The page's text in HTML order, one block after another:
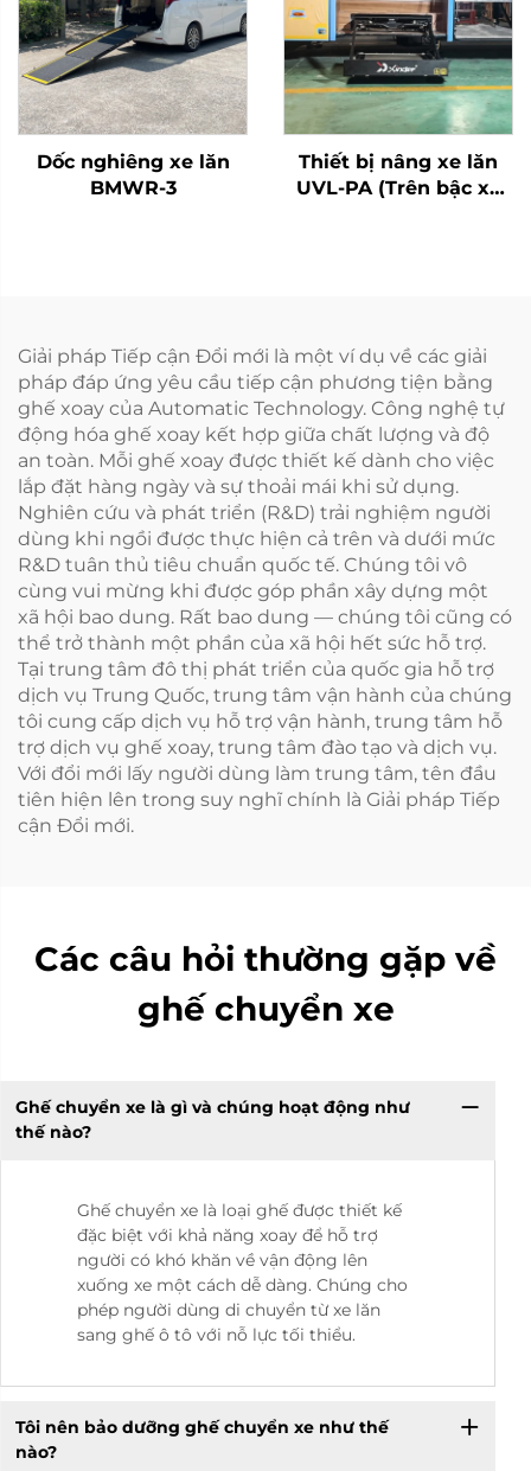
Dốc nghiêng xe lăn
BMWR-3
Thiết bị nâng xe lăn
UVL-PA (Trên bậc xe
Giải pháp Tiếp cận Đổi mới là một ví dụ về các giải
pháp đáp ứng yêu cầu tiếp cận phương tiện bằng
ghế xoay của Automatic Technology. Công nghệ tự
động hóa ghế xoay kết hợp giữa chất lượng và độ
an toàn. Mỗi ghế xoay được thiết kế dành cho việc
lắp đặt hàng ngày và sự thoải mái khi sử dụng.
Nghiên cứu và phát triển (R&D) trải nghiệm người
dùng khi ngồi được thực hiện cả trên và dưới mức
R&D tuân thủ tiêu chuẩn quốc tế. Chúng tôi vô
cùng vui mừng khi được góp phần xây dựng một
xã hội bao dung. Rất bao dung — chúng tôi cũng có
thể trở thành một phần của xã hội hết sức hỗ trợ.
Tại trung tâm đô thị phát triển của quốc gia hỗ trợ
dịch vụ Trung Quốc, trung tâm vận hành của chúng
tôi cung cấp dịch vụ hỗ trợ vận hành, trung tâm hỗ
trợ dịch vụ ghế xoay, trung tâm đào tạo và dịch vụ.
Với đổi mới lấy người dùng làm trung tâm, tên đầu
tiên hiện lên trong suy nghĩ chính là Giải pháp Tiếp
cận Đổi mới.
Các câu hỏi thường gặp về
ghế chuyển xe
Ghế chuyển xe là gì và chúng hoạt động như
thế nào?
Ghế chuyển xe là loại ghế được thiết kế
đặc biệt với khả năng xoay để hỗ trợ
người có khó khăn về vận động lên
xuống xe một cách dễ dàng. Chúng cho
phép người dùng di chuyển từ xe lăn
sang ghế ô tô với nỗ lực tối thiểu.
Tôi nên bảo dưỡng ghế chuyển xe như thế
nào?